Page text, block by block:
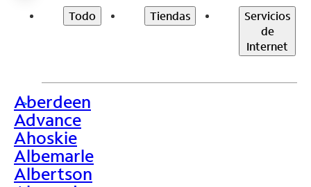
Todo Tiendas
Servicios
de
Internet
>
Aberdeen
Advance
Ahoskie
Albemarle
Albertson